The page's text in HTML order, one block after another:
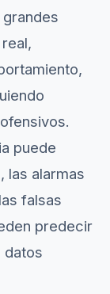
puede
las alarmas
falsas
predecir
datos